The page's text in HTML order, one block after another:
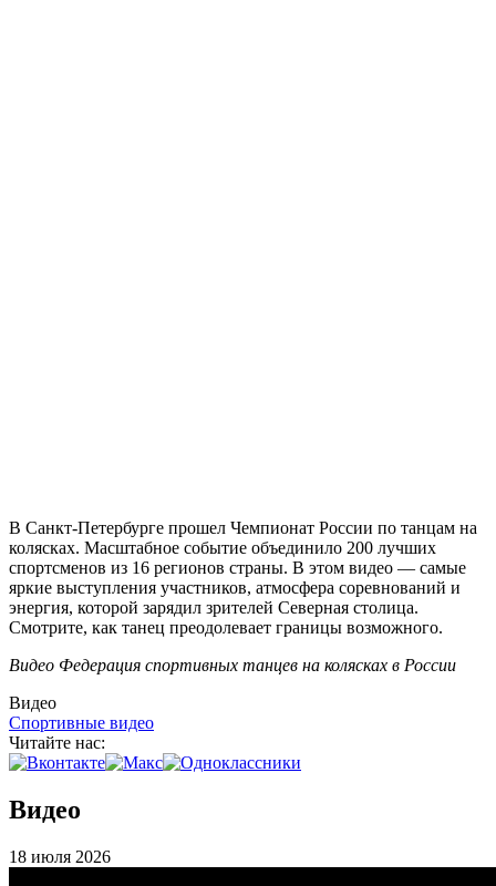
В Санкт-Петербурге прошел Чемпионат России по танцам на
колясках. Масштабное событие объединило 200 лучших
спортсменов из 16 регионов страны. В этом видео — самые
яркие выступления участников, атмосфера соревнований и
энергия, которой зарядил зрителей Северная столица.
Смотрите, как танец преодолевает границы возможного.
Видео Федерация спортивных танцев на колясках в России
Видео
Спортивные видео
Читайте нас:
Видео
18 июля 2026